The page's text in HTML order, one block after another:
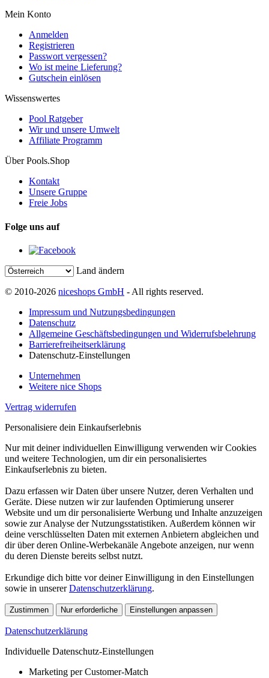
Mein Konto
Anmelden
Registrieren
Passwort vergessen?
Wo ist meine Lieferung?
Gutschein einlösen
Wissenswertes
Pool Ratgeber
Wir und unsere Umwelt
Affiliate Programm
Über Pools.Shop
Kontakt
Unsere Gruppe
Freie Jobs
Folge uns auf
Land ändern
© 2010-2026 niceshops GmbH - All rights reserved.
Impressum und Nutzungsbedingungen
Datenschutz
Allgemeine Geschäftsbedingungen und Widerrufsbelehrung
Barrierefreiheitserklärung
Datenschutz-Einstellungen
Unternehmen
Weitere nice Shops
Vertrag widerrufen
Personalisiere dein Einkaufserlebnis
Nur mit deiner individuellen Einwilligung verwenden wir Cookies
und weitere Technologien, um dir ein personalisiertes
Einkaufserlebnis zu bieten.
Dazu erfassen wir Daten über unsere Nutzer, deren Verhalten und
Geräte. Diese nutzen wir zur laufenden Optimierung unserer
Website und um dir personalisierte Werbung und Inhalte anzuzeigen
sowie zur Analyse der Nutzungsstatistiken. Außerdem können wir
deine verschlüsselten Daten mit externen Anbietern abgleichen und
dir über deren Online-Werbekanäle Angebote anzeigen, nur wenn
du deren Dienste bereits selbst nutzt.
Erkundige dich bitte vor deiner Einwilligung in den Einstellungen
sowie in unsererDatenschutzerklärung.
Zustimmen Nur erforderliche Einstellungen anpassen
Datenschutzerklärung
Individuelle Datenschutz-Einstellungen
Marketing per Customer-Match